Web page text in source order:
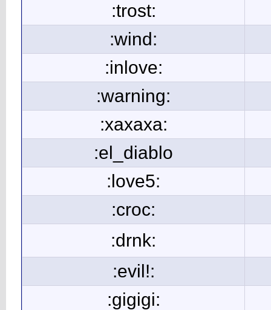
:trost:
:wind:
:inlove:
:warning:
:xaxaxa:
:el_diablo
:love5:
:croc:
:drnk:
:evil!:
:gigigi: